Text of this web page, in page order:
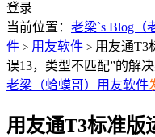
登录
当前位置： 老梁`s Blog（
件 > 用友软件 > 用友通T3
误13，类型不匹配”的解
老梁（蛤蟆哥） 用友软件
用友通T3标准版